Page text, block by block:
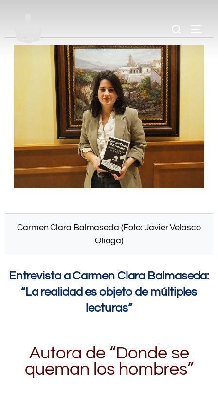
Carmen Clara Balmaseda (Foto: Javier Velasco
Oliaga)
Entrevista a Carmen Clara Balmaseda:
“La realidad es objeto de múltiples
lecturas”
Autora de “Donde se
queman los hombres”